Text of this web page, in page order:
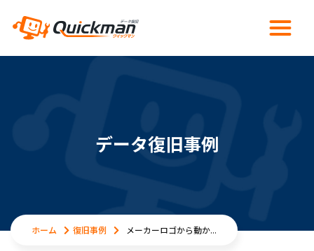
データ復旧事例
ホーム 復旧事例 メーカーロゴから動か...